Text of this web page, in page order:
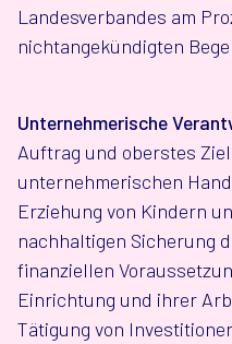
Landesverbandes am
nichtangekündigten
Unternehmerische
Auftrag und oberstes
unternehmerischen
Erziehung von Kindern
nachhaltigen Sicherung
finanziellen
Einrichtung und ihrer
Tätigung von